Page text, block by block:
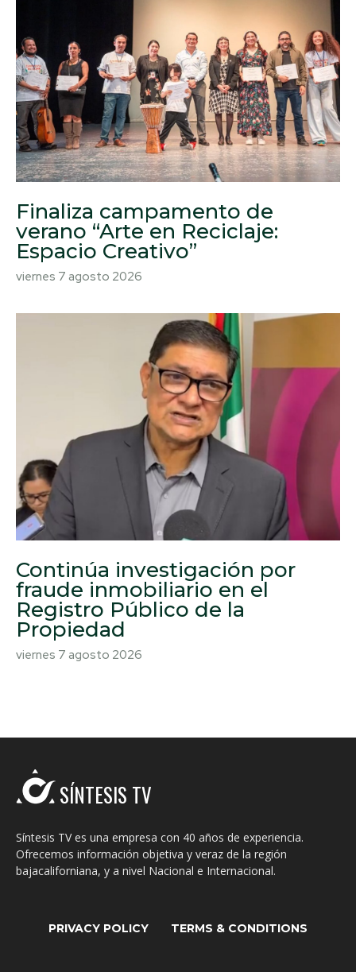
Finaliza campamento de
verano “Arte en Reciclaje:
Espacio Creativo”
viernes 7 agosto 2026
Continúa investigación por
fraude inmobiliario en el
Registro Público de la
Propiedad
viernes 7 agosto 2026
SÍNTESIS TV
Síntesis TV es una empresa con 40 años de experiencia.
Ofrecemos información objetiva y veraz de la región
bajacaliforniana, y a nivel Nacional e Internacional.
PRIVACY POLICY TERMS & CONDITIONS